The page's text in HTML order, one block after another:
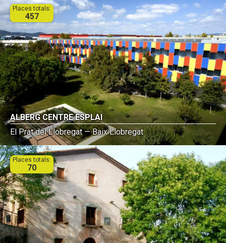
ALBERG CENTRE ESPLAI
El Prat del Llobregat — Baix Llobregat
Places totals:
457
Places totals:
70